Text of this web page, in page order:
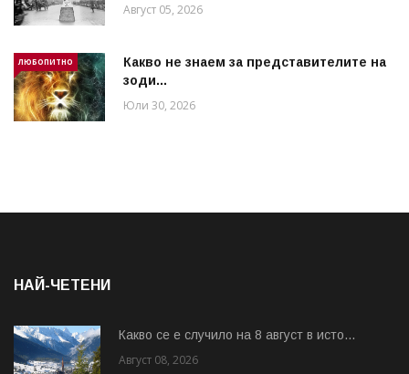
Август 05, 2026
ЛЮБОПИТНО
Какво не знаем за представителите на
зоди...
Юли 30, 2026
НАЙ-ЧЕТЕНИ
Какво се е случило на 8 август в исто...
Август 08, 2026